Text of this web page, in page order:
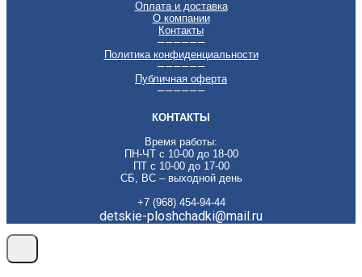
Оплата и доставка
О компании
Контакты
——————
Политика конфиденциальности
——————
Публичная оферта
——————
КОНТАКТЫ
Время работы:
ПН-ЧТ с 10-00 до 18-00
ПТ с 10-00 до 17-00
СБ, ВС – выходной день
+7 (968) 454-94-44
detskie-ploshchadki@mail.ru